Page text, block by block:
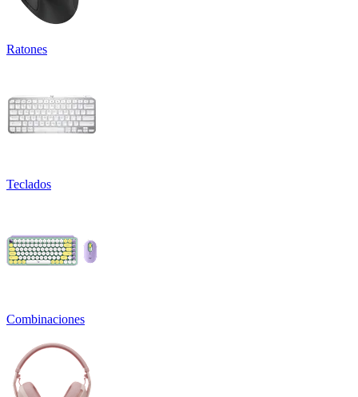
Ratones
Teclados
Combinaciones